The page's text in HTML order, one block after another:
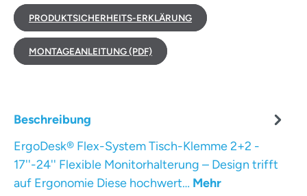
PRODUKTSICHERHEITS-ERKLÄRUNG
MONTAGEANLEITUNG (PDF)
Beschreibung
ErgoDesk® Flex-System Tisch-Klemme 2+2 -
17''-24'' Flexible Monitorhalterung – Design trifft
auf Ergonomie Diese hochwert… Mehr